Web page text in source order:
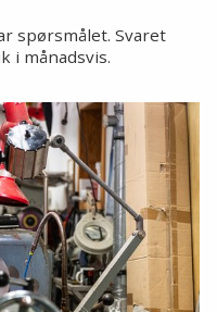
spørsmålet. Svaret
i månadsvis.